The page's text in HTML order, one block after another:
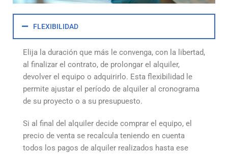
FLEXIBILIDAD
Elija la duración que más le convenga, con la libertad,
al finalizar el contrato, de prolongar el alquiler,
devolver el equipo o adquirirlo. Esta flexibilidad le
permite ajustar el período de alquiler al cronograma
de su proyecto o a su presupuesto.
Si al final del alquiler decide comprar el equipo, el
precio de venta se recalcula teniendo en cuenta
todos los pagos de alquiler realizados hasta ese